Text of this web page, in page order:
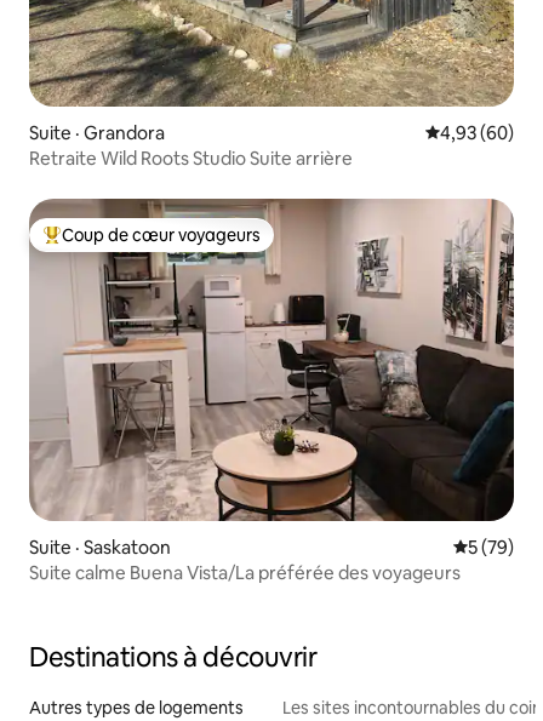
Suite · Grandora Note
4,93 (60)
Retraite Wild Roots Studio Suite arrière
Coup de cœur voyageurs parmi les plus aimés
Coup de cœur voyageurs
Suite · Saskatoon Note
5 (79)
Suite calme Buena Vista/La préférée des voyageurs
Destinations à découvrir
Autres types de logements Les sites incontournables du coin